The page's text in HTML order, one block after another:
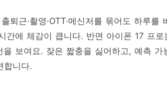
근·촬영·OTT·메신저를 묶어도 하루를
간에 체감이 큽니다. 반면 아이폰 17 프로
보여요. 잦은 짧충을 싫어하고, 예측 가
합니다.